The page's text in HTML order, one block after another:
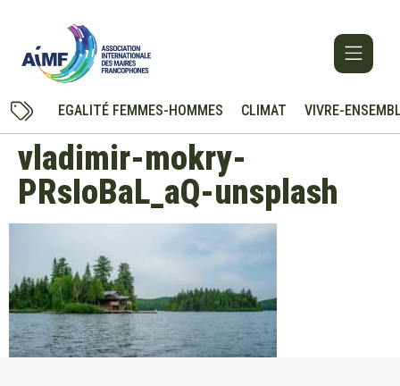
EGALITÉ FEMMES-HOMMES CLIMAT VIVRE-
vladimir-mokry-
PRsIoBaL_aQ-unsplash